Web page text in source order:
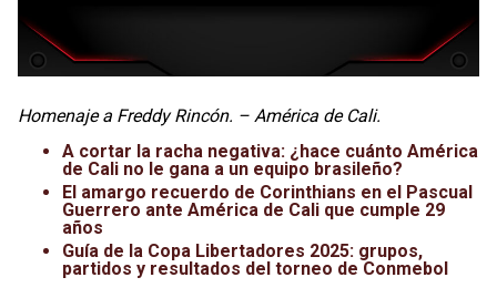
Homenaje a Freddy Rincón. – América de Cali.
A cortar la racha negativa: ¿hace cuánto América
de Cali no le gana a un equipo brasileño?
El amargo recuerdo de Corinthians en el Pascual
Guerrero ante América de Cali que cumple 29
años
Guía de la Copa Libertadores 2025: grupos,
partidos y resultados del torneo de Conmebol